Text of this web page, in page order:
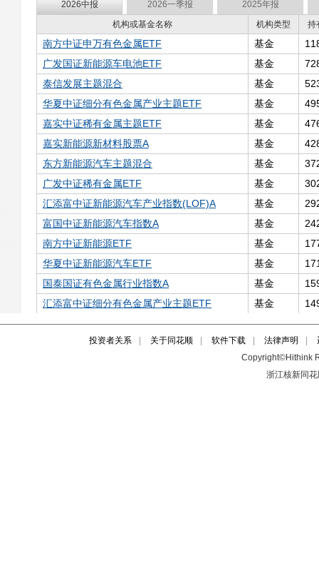
投资者关系 关于同花顺 软件下载 法律声明
Copyright©Hithink
浙江核新同